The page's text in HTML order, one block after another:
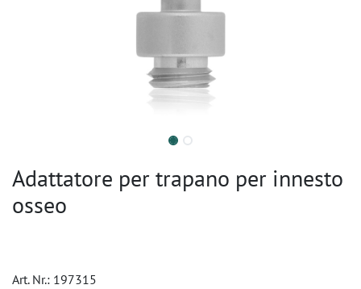
Adattatore per trapano per innesto
osseo
Art. Nr.: 197315